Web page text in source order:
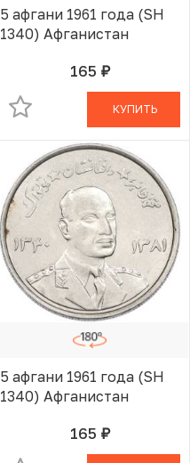
5 афгани 1961 года (SH
1340) Афганистан
165 руб.В КОРЗИНЕ
КУПИТЬ
5 афгани 1961 года (SH
1340) Афганистан
165 руб.В КОРЗИНЕ